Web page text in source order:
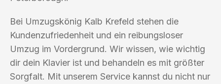
Bei Umzugskönig Kalb Krefeld stehen die
Kundenzufriedenheit und ein reibungsloser
Umzug im Vordergrund. Wir wissen, wie wichtig
dir dein Klavier ist und behandeln es mit größter
Sorgfalt. Mit unserem Service kannst du nicht nur